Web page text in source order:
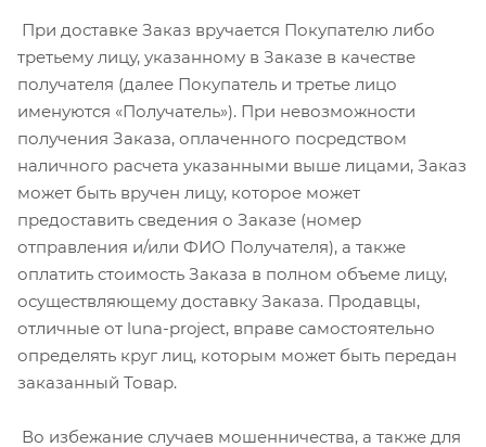
При доставке Заказ вручается Покупателю либо
третьему лицу, указанному в Заказе в качестве
получателя (далее Покупатель и третье лицо
именуются «Получатель»). При невозможности
получения Заказа, оплаченного посредством
наличного расчета указанными выше лицами, Заказ
может быть вручен лицу, которое может
предоставить сведения о Заказе (номер
отправления и/или ФИО Получателя), а также
оплатить стоимость Заказа в полном объеме лицу,
осуществляющему доставку Заказа. Продавцы,
отличные от luna-project, вправе самостоятельно
определять круг лиц, которым может быть передан
заказанный Товар.
Во избежание случаев мошенничества, а также для